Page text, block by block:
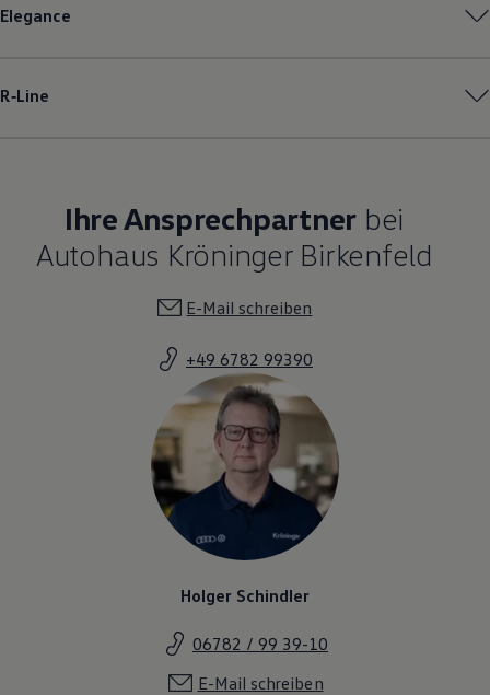
Elegance
R‑Line
Ihre Ansprechpartner bei
Autohaus Kröninger Birkenfeld
E-Mail schreiben
+49 6782 99390
Holger Schindler
06782 / 99 39-10
E-Mail schreiben